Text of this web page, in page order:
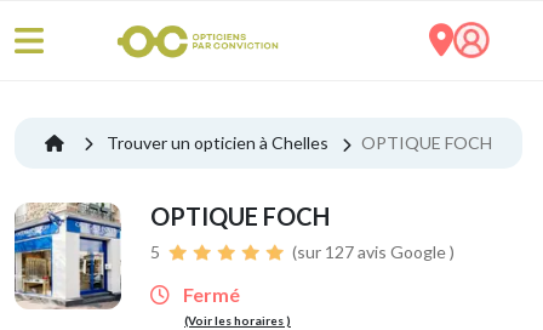
Trouver un opticien à Chelles OPTIQUE FOCH
OPTIQUE FOCH
5 (sur 127 avis Google )
Fermé
(Voir les horaires )